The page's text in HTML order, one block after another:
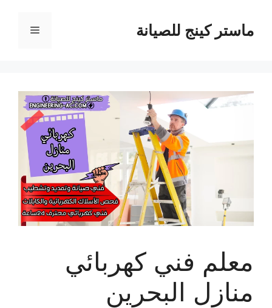
المحتوىماستر كينج للصيانة القائمة
معلم فني كهربائي
منازل البحرين